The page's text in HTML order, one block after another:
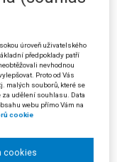
lhůtě. Žalobce tak
níž by jej při striktním
III nebylo možné nadále
naplněny byly. Taková
byla zcela v rozporu s
připustit, aby žalobce z
profitoval. Pokud
ve svém důsledku by
chováním si
zajistit svoje propuštění
úroveň uživatelského
předpoklady patří
nevhodnou
Proto od Vás
malých souborů, které se
za udělení souhlasu. Data
webu přímo Vám na
cookie
cookies